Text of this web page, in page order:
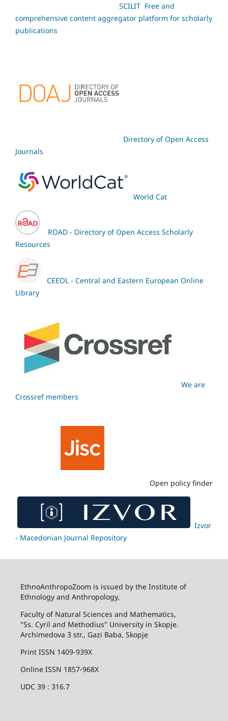
SCILIT Free and
comprehensive content aggregator platform for scholarly
publications
Directory of Open Access
Journals
World Cat
ROAD - Directory of Open Access Scholarly
Resources
CEEOL - Central and Eastern European Online
Library
We are
Crossref members
Open policy finder
Izvor
- Macedonian Journal Repository
EthnoAnthropoZoom is issued by the Institute of
Ethnology and Anthropology,
Faculty of Natural Sciences and Mathematics,
"Ss. Cyril and Methodius" University in Skopje.
Archimedova 3 str., Gazi Baba, Skopje
Print ISSN 1409-939X
Online ISSN 1857-968X
UDC 39 : 316.7